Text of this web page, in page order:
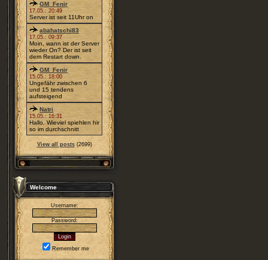
GM_Fenir
17.05.: 20:49
Server ist seit 11Uhr on
abahatschi83
17.05.: 09:37
Moin, wann ist der Server
wieder On? Der ist seit
dem Restart down.
GM_Fenir
15.05.: 18:00
Ungefähr zwischen 6
und 15 tendens
aufsteigend
Natri
15.05.: 16:31
Hallo. Wieviel spiehlen hir
so im durchschnitt
View all posts(2699)
Welcome
Username:
Password:
Remember me